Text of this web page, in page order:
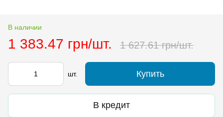
В наличии
1 383.47 грн/шт. 1 627.61 грн/шт.
шт. Купить
В кредит